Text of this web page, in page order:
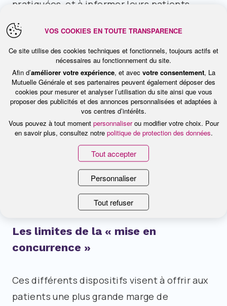
pratiquées, et à informer leurs patients
qu’ils pratiquent des dépassements sur les
honoraires fixés par la Sécurité sociale
(c’est le cas des médecins de secteur 2).
L’information peut aussi prendre la forme
d’un devis écrit. Ce dernier est même
obligatoire en cas de dispositif médical sur-
mesure (comme la pose d’une prothèse,
d’une valve cardiaque ou d’un implant
dentaire), ou lorsque les honoraires
dépassent un certain seuil (actuellement
fixé à 70 euros).
Les limites de la « mise en
concurrence »
Ces différents dispositifs visent à offrir aux
patients une plus grande marge de
VOS COOKIES EN TOUTE TRANSPARENCE
Ce site utilise des cookies techniques et fonctionnels, toujours actifs et
nécessaires au fonctionnement du site.
Afin d’améliorer votre expérience, et avec votre consentement, La
Mutuelle Générale et ses partenaires peuvent également déposer des
cookies pour mesurer et analyser l’utilisation du site ainsi que vous
proposer des publicités et des annonces personnalisées et adaptées à
vos centres d’intérêts.
Vous pouvez à tout moment personnaliserou modifier votre choix. Pour
en savoir plus, consultez notre politique de protection des données.
Tout accepter
Personnaliser
Tout refuser